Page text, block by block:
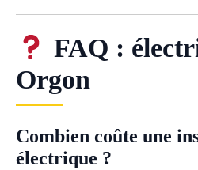
FAQ :
Orgon
Combien coûte une
électrique ?